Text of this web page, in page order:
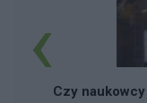
Czy
‹